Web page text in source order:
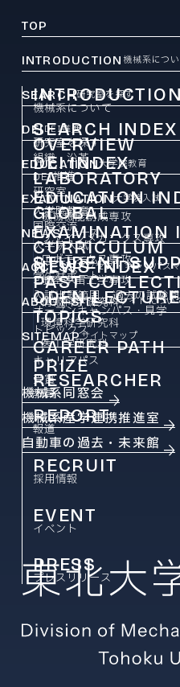
TOP
INTRODUCTION 機械系につ
機械系について
OVERVIEW
組織・沿革
SEARCH研究室を探す
SEARCH INDEX
研究室を探す
LABORATORY
研究室
機械機能創成専攻
ファインメカニクス専攻
ロボティクス専攻
航空宇宙工学専攻
情報科学研究科
環境科学研究科
医工学研究科
RESEARCHER
教員
DEIDEI推進
DEI INDEX
DEI推進
GLOBAL
国際交流
STUDENT
学生サポート
EDUCATION大学院教育
EDUCATION
大学院教育
CURRICULUM
カリキュラム
OPEN LECTURE
オープンキャンパス・見学
CAREER PATH
キャリアパス
EXAMINATION大学院入試
EXAMINATION
大学院入試
PAST
入試出題範囲・過去の試験
NEWSニュース
NEWS INDEX
ニュース
TOPICS
トピックス
PRIZE
受賞
REPORT
報道
RECRUIT
採用情報
EVENT
イベント
PRESS
プレスリリース
ACCESSアクセス・キャンパス
ABOUT SITEこのサイトについ
SITEMAPサイトマップ
機械系同窓会
機械系産学連携推進室
自動車の過去・未来館